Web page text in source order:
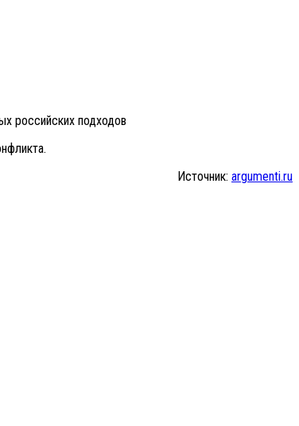
российских подходов
Источник: argumenti.ru